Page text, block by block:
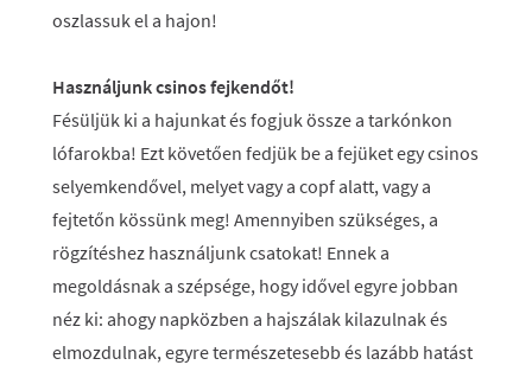
oszlassuk el a hajon!
Használjunk csinos fejkendőt!
Fésüljük ki a hajunkat és fogjuk össze a tarkónkon
lófarokba! Ezt követően fedjük be a fejüket egy csinos
selyemkendővel, melyet vagy a copf alatt, vagy a
fejtetőn kössünk meg! Amennyiben szükséges, a
rögzítéshez használjunk csatokat! Ennek a
megoldásnak a szépsége, hogy idővel egyre jobban
néz ki: ahogy napközben a hajszálak kilazulnak és
elmozdulnak, egyre természetesebb és lazább hatást